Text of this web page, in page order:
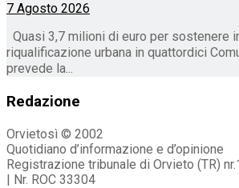
7 Agosto 2026
Quasi 3,7 milioni di euro per sostenere
riqualificazione urbana in quattordici
prevede la...
Redazione
Orvietosì © 2002
Quotidiano d’informazione e d’opinione
Registrazione tribunale di Orvieto (TR)
| Nr. ROC 33304